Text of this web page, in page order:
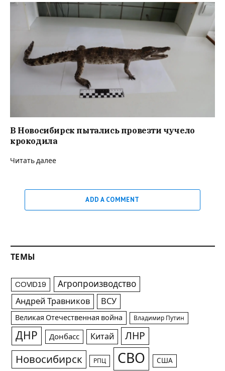
В Новосибирск пытались провезти чучело
крокодила
Читать далее
ADD A COMMENT
ТЕМЫ
COVID19 Агропроизводство
Андрей Травников ВСУ
Великая Отечественная война Владимир Путин
ДНР Донбасс Китай ЛНР
Новосибирск РПЦ СВО США